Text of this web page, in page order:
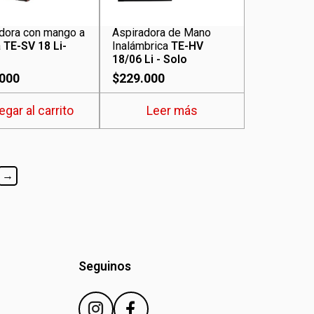
con mango a
TE-SV 18 Li-
al carrito
Aspiradora de Mano
InalámbricaTE-HV
18/06 Li - Solo
$229.000
Leer más
→
Seguinos